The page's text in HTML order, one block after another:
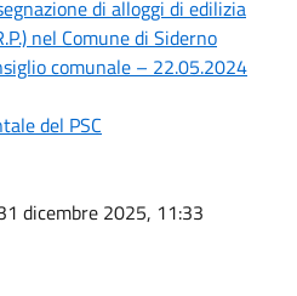
di alloggi di edilizia
nel Comune di Siderno
comunale – 22.05.2024
del PSC
dicembre 2025, 11:33